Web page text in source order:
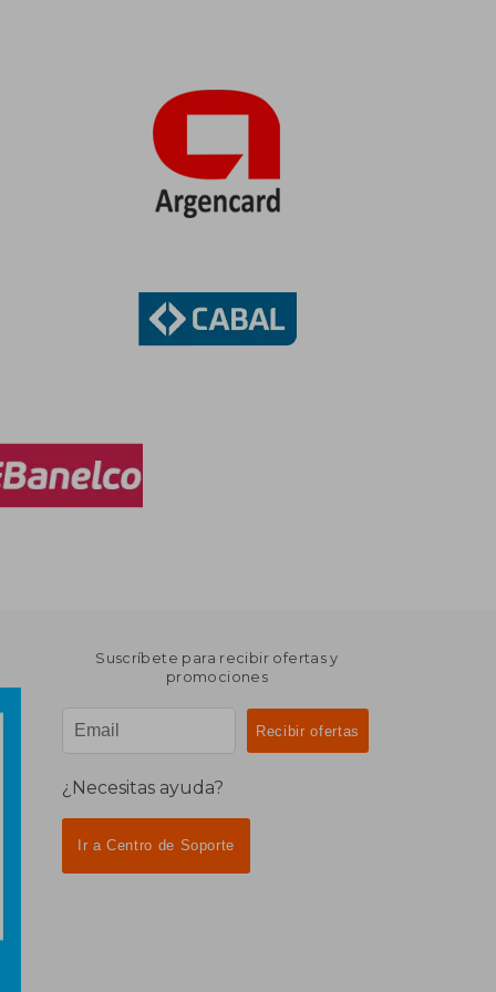
Suscríbete para recibir ofertas y
promociones
¿Necesitas ayuda?
Ir a Centro de Soporte